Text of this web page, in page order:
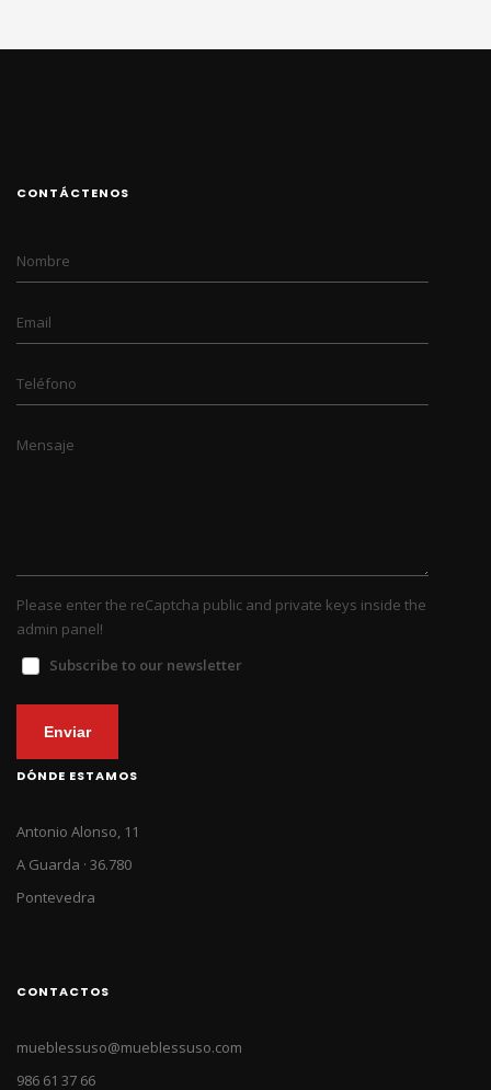
CONTÁCTENOS
Nombre
Email
Teléfono
Mensaje
Please enter the reCaptcha public and private keys inside the
admin panel!
Subscribe to our newsletter
Enviar
DÓNDE ESTAMOS
Antonio Alonso, 11
A Guarda · 36.780
Pontevedra
CONTACTOS
mueblessuso@mueblessuso.com
986 61 37 66